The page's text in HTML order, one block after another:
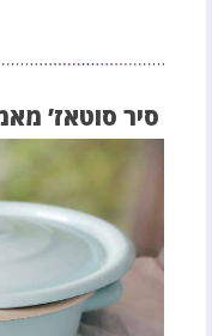
סיר סוטאז’